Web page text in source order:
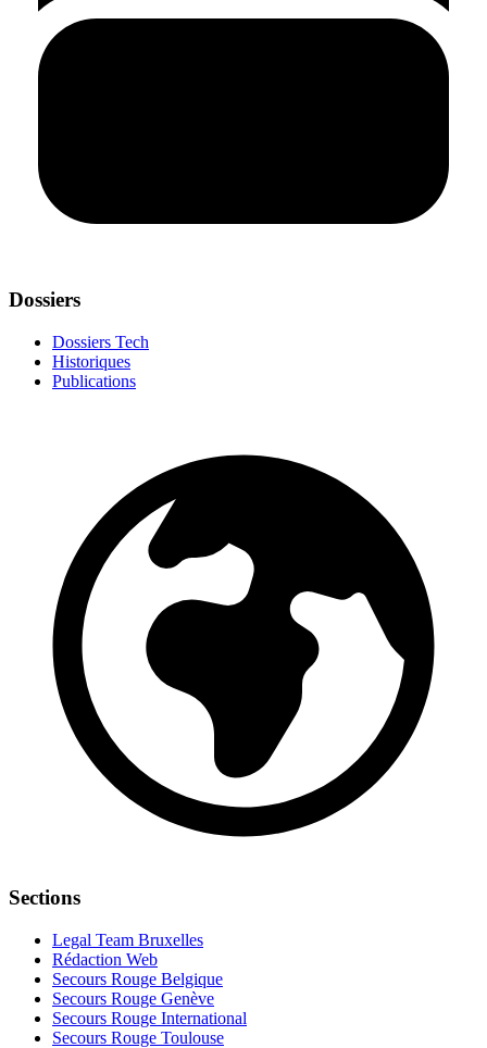
Dossiers
Dossiers Tech
Historiques
Publications
Sections
Legal Team Bruxelles
Rédaction Web
Secours Rouge Belgique
Secours Rouge Genève
Secours Rouge International
Secours Rouge Toulouse